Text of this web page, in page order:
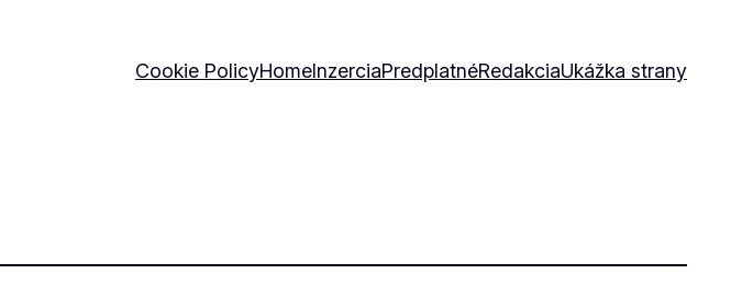
Cookie PolicyHomeInzerciaPredplatnéRedakciaUkážka strany